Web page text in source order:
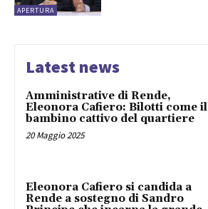
APERTURA
Latest news
Amministrative di Rende,
Eleonora Cafiero: Bilotti come il
bambino cattivo del quartiere
20 Maggio 2025
Eleonora Cafiero si candida a
Rende a sostegno di Sandro